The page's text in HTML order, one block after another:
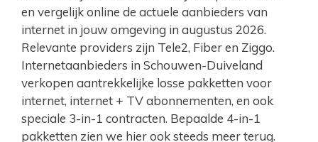
en vergelijk online de actuele aanbieders van
internet in jouw omgeving in augustus 2026.
Relevante providers zijn Tele2, Fiber en Ziggo.
Internetaanbieders in Schouwen-Duiveland
verkopen aantrekkelijke losse pakketten voor
internet, internet + TV abonnementen, en ook
speciale 3-in-1 contracten. Bepaalde 4-in-1
pakketten zien we hier ook steeds meer terug.